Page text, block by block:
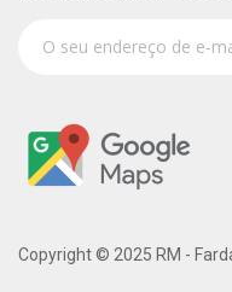
Copyright © 2025 RM -